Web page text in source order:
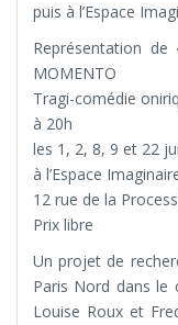
puis à l’Espace
Représentation
MOMENTO
Tragi-comédie
à 20h
les 1, 2, 8, 9 et 22
à l’Espace
12 rue de la
Prix libre
Un projet de
Paris Nord dans
Louise Roux et